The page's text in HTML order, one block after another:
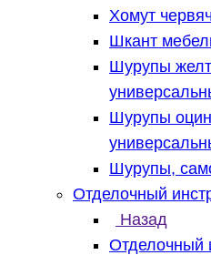
Хомут
Шкант
Шурупы
Шурупы
Шурупы,
Отделочный
Назад
Отделочный